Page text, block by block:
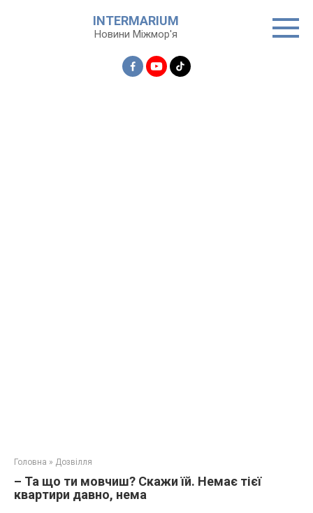
INTERMARIUM
Новини Міжмор'я
Головна » Дозвілля
– Та що ти мовчиш? Скажи їй. Немає тієї
квартири давно, нема